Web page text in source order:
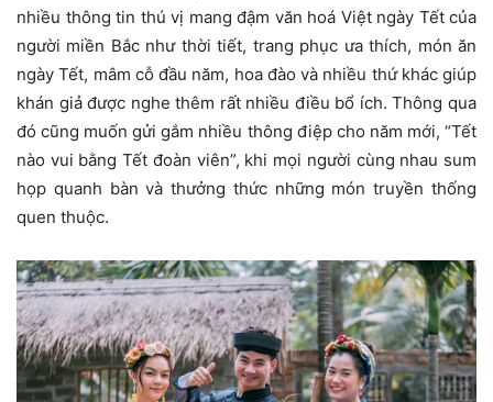
nhiều thông tin thú vị mang đậm văn hoá Việt ngày Tết của
người miền Bắc như thời tiết, trang phục ưa thích, món ăn
ngày Tết, mâm cỗ đầu năm, hoa đào và nhiều thứ khác giúp
khán giả được nghe thêm rất nhiều điều bổ ích. Thông qua
đó cũng muốn gửi gắm nhiều thông điệp cho năm mới, “Tết
nào vui bằng Tết đoàn viên”, khi mọi người cùng nhau sum
họp quanh bàn và thưởng thức những món truyền thống
quen thuộc.